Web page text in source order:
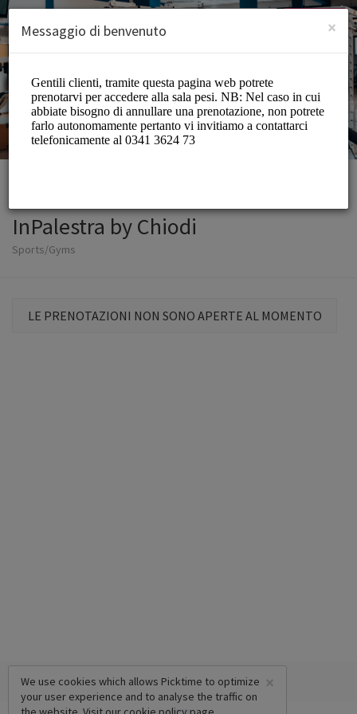
ISCRIVITI
InPalestra by Chiodi
Sports/Gyms
LE PRENOTAZIONI NON SONO APERTE AL MOMENTO
×
We use cookies which allows Picktime to optimize
your user experience and to analyse the traffic on
×
Messaggio di benvenuto